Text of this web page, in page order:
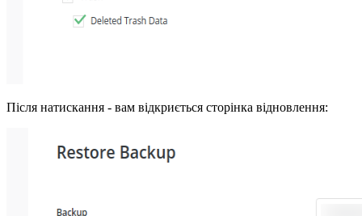
Після натискання - вам відкриється сторінка відновлення: